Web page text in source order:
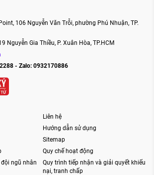
106 Nguyễn Văn Trỗi, phường Phú Nhuận, TP.
Nguyễn Gia Thiều, P. Xuân Hòa, TP.HCM
- Zalo: 0932170886
ngũ nhân
Liên hệ
Hướng dẫn sử dụng
Sitemap
Quy chế hoạt động
Quy trình tiếp nhận và giải quyết khiếu
nại, tranh chấp